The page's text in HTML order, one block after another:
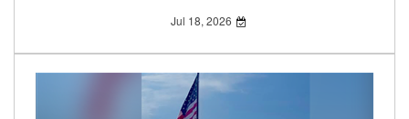
Jul 18, 2026